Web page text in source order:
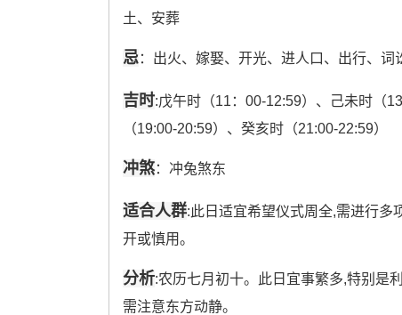
土、安葬
忌：出火、嫁娶、开光、进人口、出行、词
吉时:戊午时（11：00-12:59）、己未时（
（19:00-20:59）、癸亥时（21:00-22:59）
冲煞：冲兔煞东
适合人群:此日适宜希望仪式周全,需进行多
开或慎用。
分析:农历七月初十。此日宜事繁多,特别是
需注意东方动静。